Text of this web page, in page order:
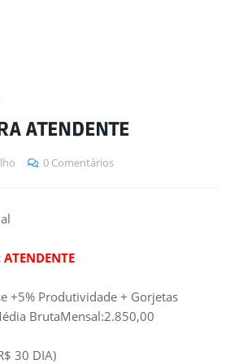
ATENDENTE
0 Comentários
ATENDENTE
+5% Produtividade + Gorjetas
BrutaMensal:2.850,00
30 DIA)